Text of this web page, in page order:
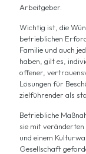
Arbeitgeber.
Wichtig ist, die
betrieblichen
Familie und auch
haben, gilt es,
offener,
Lösungen für
zielführender als
Betriebliche
sie mit veränderten
und einem
Gesellschaft